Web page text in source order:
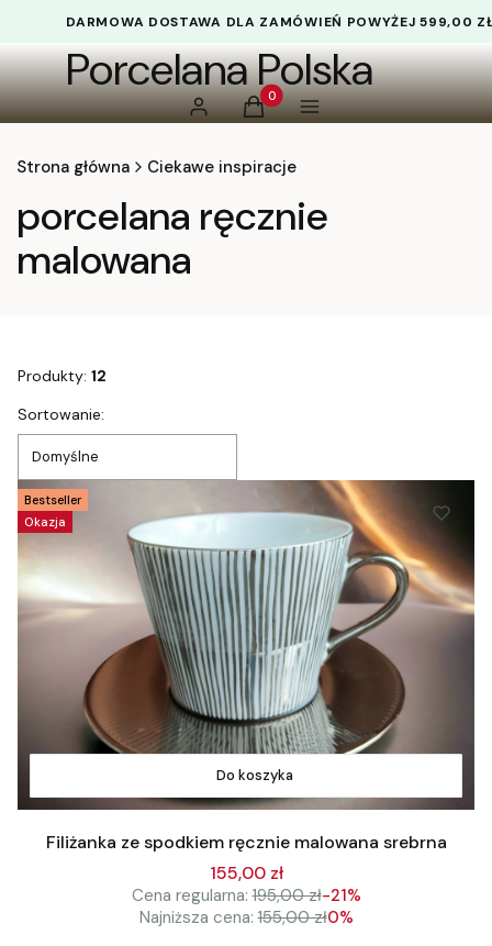
DOSTAWA DLA ZAMÓWIEŃ POWYŻEJ 599,00
Porcelana Polska
Zaloguj sięProdukty w koszyku: 0. Zobacz
Koszyk Menu
Strona główna Ciekawe inspiracje
porcelana ręcznie
malowana
Produkty: 12
Lista produktów
Sortowanie:
Domyślne
Okazja
Bestseller
Do koszyka
Filiżanka ze spodkiem ręcznie malowana srebrna
155,00 zł
Cena regularna: 195,00 zł-21%
Najniższa cena: 155,00 zł0%